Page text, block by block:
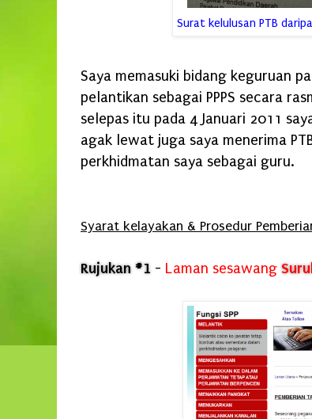
Surat kelulusan PTB
Saya memasuki bidang keguruan
pelantikan sebagai PPPS secara
selepas itu pada 4 Januari 2011
agak lewat juga saya menerima
perkhidmatan saya sebagai guru.
Syarat kelayakan & Prosedur
Rujukan #1 - Laman sesawang